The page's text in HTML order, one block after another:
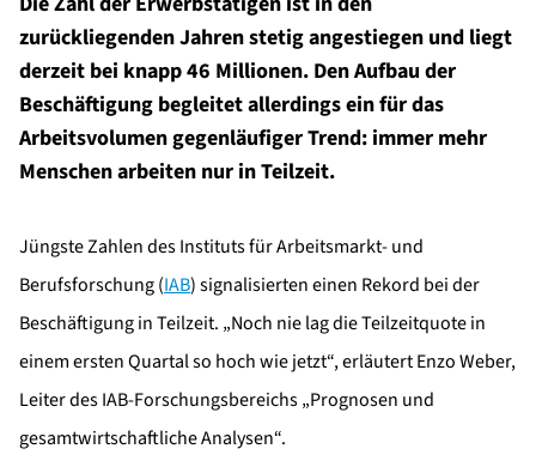
zurückliegenden Jahren stetig angestiegen und liegt
derzeit bei knapp 46 Millionen. Den Aufbau der
Beschäftigung begleitet allerdings ein für das
Arbeitsvolumen gegenläufiger Trend: immer mehr
Menschen arbeiten nur in Teilzeit.
Jüngste Zahlen des Instituts für Arbeitsmarkt- und
Berufsforschung (IAB) signalisierten einen Rekord bei der
Beschäftigung in Teilzeit. „Noch nie lag die Teilzeitquote in
einem ersten Quartal so hoch wie jetzt“, erläutert Enzo Weber,
Leiter des IAB-Forschungsbereichs „Prognosen und
gesamtwirtschaftliche Analysen“.